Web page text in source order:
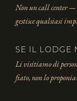
Non un call center —
gestisce qualsiasi
SE IL LODGE
Li visitiamo di
fiato, non lo